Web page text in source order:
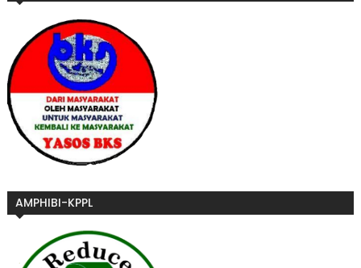
AMPHIBI-KPPL